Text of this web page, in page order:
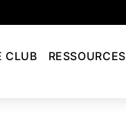
CLUB RESSOURCES